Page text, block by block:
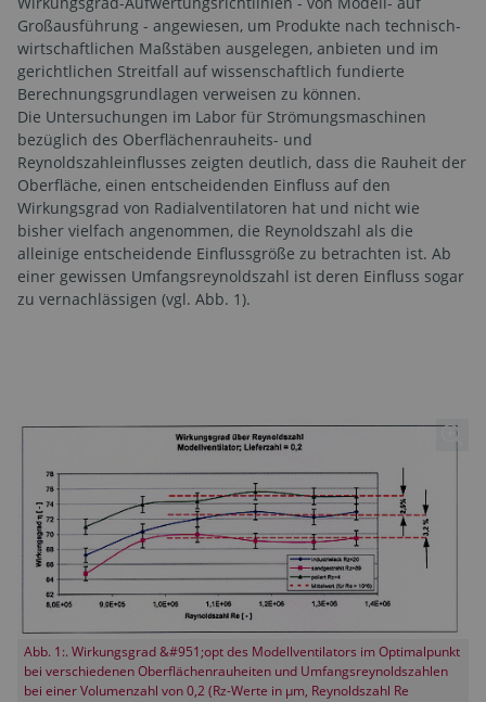
Großausführung - angewiesen, um Produkte nach technisch-
wirtschaftlichen Maßstäben ausgelegen, anbieten und im
gerichtlichen Streitfall auf wissenschaftlich fundierte
Berechnungsgrundlagen verweisen zu können.
Die Untersuchungen im Labor für Strömungsmaschinen
bezüglich des Oberflächenrauheits- und
Reynoldszahleinflusses zeigten deutlich, dass die Rauheit der
Oberfläche, einen entscheidenden Einfluss auf den
Wirkungsgrad von Radialventilatoren hat und nicht wie
bisher vielfach angenommen, die Reynoldszahl als die
alleinige entscheidende Einflussgröße zu betrachten ist. Ab
einer gewissen Umfangsreynoldszahl ist deren Einfluss sogar
zu vernachlässigen (vgl. Abb. 1).
Abb. 1:. Wirkungsgrad &#951;opt des Modellventilators im Optimalpunkt
bei verschiedenen Oberflächenrauheiten und Umfangsreynoldszahlen
bei einer Volumenzahl von 0,2 (Rz-Werte in µm, Reynoldszahl Re